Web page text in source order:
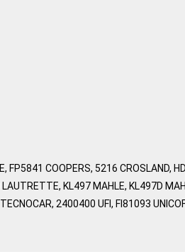
FP5841 COOPERS, 5216 CROSLAND,
KL497 MAHLE, KL497D
2400400 UFI, FI81093